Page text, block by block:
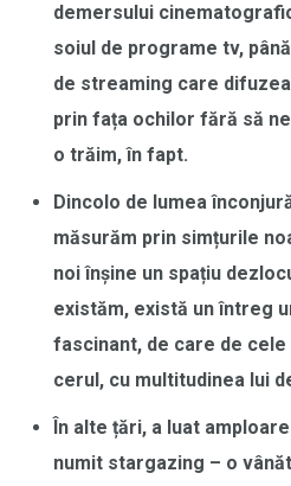
demersului
soiul de programe tv,
de streaming care
prin fața ochilor fără să
o trăim, în fapt.
Dincolo de lumea
măsurăm prin simțurile
noi înșine un spațiu
existăm, există un întreg
fascinant, de care de
cerul, cu multitudinea lui
În alte țări, a luat
numit stargazing – o